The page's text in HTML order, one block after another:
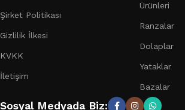
Şirket Politikası
Gizlilik İlkesi
KVKK
İletişim
Ürünleri
Ranzalar
Dolaplar
Yataklar
Bazalar
Sosyal Medyada Biz: